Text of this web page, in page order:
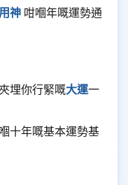
神 咁嗰年嘅運勢通
埋你行緊嘅大運一
十年嘅基本運勢基